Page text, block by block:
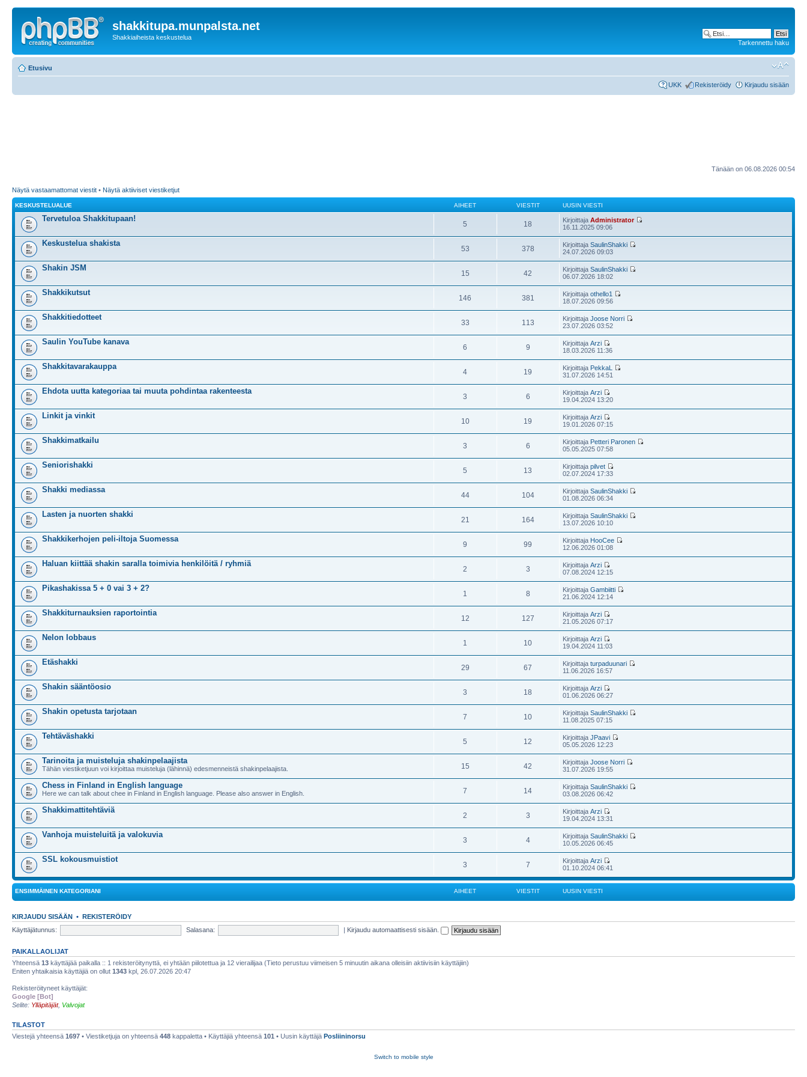
shakkitupa.munpalsta.net
Shakkiaiheista keskustelua
Tarkennettu haku
Etusivu
UKK Rekisteröidy Kirjaudu sisään
Tänään on 06.08.2026 00:54
Näytä vastaamattomat viestit • Näytä aktiiviset viestiketjut
KESKUSTELUALUE AIHEET VIESTIT UUSIN VIESTI
Tervetuloa Shakkitupaan!
5 18 KirjoittajaAdministrator
16.11.2025 09:06
Keskustelua shakista
53 378 KirjoittajaSaulinShakki
24.07.2026 09:03
Shakin JSM
15 42 KirjoittajaSaulinShakki
06.07.2026 18:02
Shakkikutsut
146 381 Kirjoittajaothello1
18.07.2026 09:56
Shakkitiedotteet
33 113 KirjoittajaJoose Norri
23.07.2026 03:52
Saulin YouTube kanava
6 9 KirjoittajaArzi
18.03.2026 11:36
Shakkitavarakauppa
4 19 Kirjoittaja PekkaL
31.07.2026 14:51
Ehdota uutta kategoriaa tai muuta pohdintaa rakenteesta
3 6 KirjoittajaArzi
19.04.2024 13:20
Linkit ja vinkit
10 19 KirjoittajaArzi
19.01.2026 07:15
Shakkimatkailu
3 6 Kirjoittaja Petteri Paronen
05.05.2025 07:58
Seniorishakki
5 13 Kirjoittajapilvet
02.07.2024 17:33
Shakki mediassa
44 104 KirjoittajaSaulinShakki
01.08.2026 06:34
Lasten ja nuorten shakki
21 164 KirjoittajaSaulinShakki
13.07.2026 10:10
Shakkikerhojen peli-iltoja Suomessa
9 99 Kirjoittaja HooCee
12.06.2026 01:08
Haluan kiittää shakin saralla toimivia henkilöitä / ryhmiä
2 3 KirjoittajaArzi
07.08.2024 12:15
Pikashakissa 5 + 0 vai 3 + 2?
1 8 KirjoittajaGambiitti
21.06.2024 12:14
Shakkiturnauksien raportointia
12 127 KirjoittajaArzi
21.05.2026 07:17
Nelon lobbaus
1 10 KirjoittajaArzi
19.04.2024 11:03
Etäshakki
29 67 Kirjoittajaturpaduunari
11.06.2026 16:57
Shakin sääntöosio
3 18 KirjoittajaArzi
01.06.2026 06:27
Shakin opetusta tarjotaan
7 10 KirjoittajaSaulinShakki
11.08.2025 07:15
Tehtäväshakki
5 12 KirjoittajaJPaavi
05.05.2026 12:23
Tarinoita ja muisteluja shakinpelaajista
Tähän viestiketjuun voi kirjoittaa muisteluja (lähinnä) edesmenneistä shakinpelaajista. 15 42 KirjoittajaJoose Norri
31.07.2026 19:55
Chess in Finland in English language
Here we can talk about chee in Finland in English language. Please also answer in English. 7 14 KirjoittajaSaulinShakki
03.08.2026 06:42
Shakkimattitehtäviä
2 3 KirjoittajaArzi
19.04.2024 13:31
Vanhoja muisteluitä ja valokuvia
3 4 KirjoittajaSaulinShakki
10.05.2026 06:45
SSL kokousmuistiot
3 7 KirjoittajaArzi
01.10.2024 06:41
ENSIMMÄINEN KATEGORIANI AIHEET VIESTIT UUSIN VIESTI
KIRJAUDU SISÄÄN • REKISTERÖIDY
Käyttäjätunnus:
Salasana: | Kirjaudu automaattisesti sisään.
PAIKALLAOLIJAT
Yhteensä 13 käyttäjää paikalla :: 1 rekisteröitynyttä, ei yhtään piilotettua ja 12 vierailijaa (Tieto perustuu viimeisen 5 minuutin aikana olleisiin aktiivisiin käyttäjiin)
Eniten yhtaikaisia käyttäjiä on ollut 1343 kpl, 26.07.2026 20:47
Rekisteröityneet käyttäjät:
Google [Bot]
Selite: Ylläpitäjät, Valvojat
TILASTOT
Viestejä yhteensä 1697 • Viestiketjuja on yhteensä 448 kappaletta • Käyttäjiä yhteensä 101 • Uusin käyttäjä Posliininorsu
Switch to mobile style